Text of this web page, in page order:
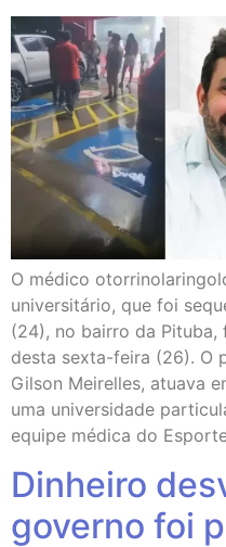
O médico
universitário, que foi
(24), no bairro da
desta sexta-feira (26). O
Gilson Meirelles, atuava
uma universidade
equipe médica do
Dinheiro
governo foi